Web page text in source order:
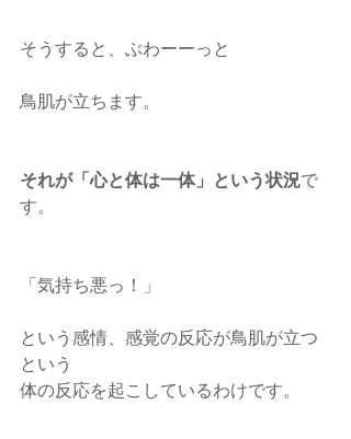
そうすると、ぶわーーっと
鳥肌が立ちます。
それが「心と体は一体」という状況で
す。
「気持ち悪っ！」
という感情、感覚の反応が鳥肌が立つ
という
体の反応を起こしているわけです。​